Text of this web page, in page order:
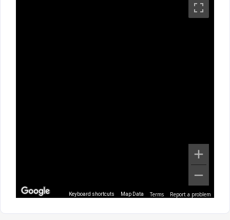
Keyboard shortcuts Map Data Terms Report a problem